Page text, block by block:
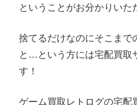
ということがお分かりいた
捨てるだけなのにそこまで
と…という方には宅配買取
す！
ゲーム買取レトログの宅配